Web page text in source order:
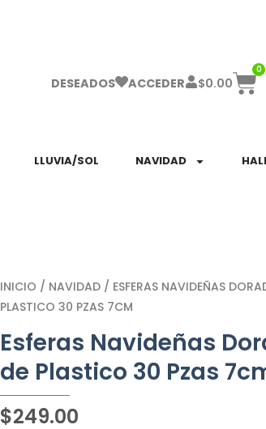
DESEADOS ACCEDER $0.00
0
LLUVIA/SOL NAVIDAD
INICIO / NAVIDAD / ESFERAS NAVIDEÑAS
PLASTICO 30 PZAS 7CM
Esferas Navideñas
de Plastico 30 Pzas
$249.00